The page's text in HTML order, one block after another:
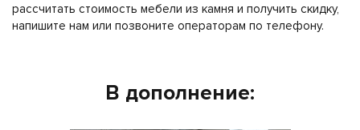
рассчитать стоимость мебели из камня и получить скидку,
напишите нам или позвоните операторам по телефону.
В дополнение: